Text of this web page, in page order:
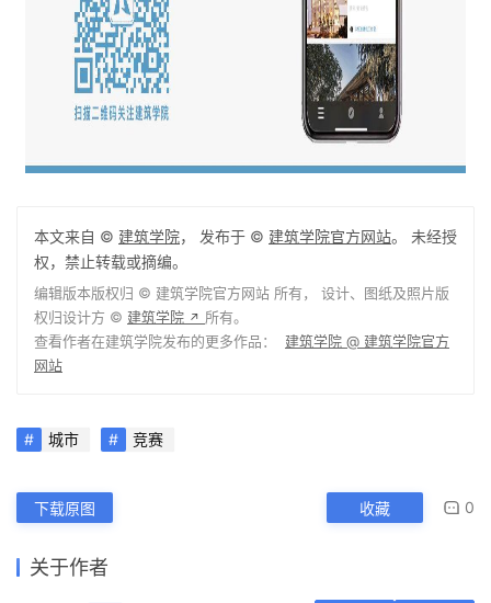
本文来自 © 建筑学院， 发布于 © 建筑学院官方网站。 未经授
权，禁止转载或摘编。
编辑版本版权归 © 建筑学院官方网站 所有， 设计、图纸及照片版
权归设计方 © 建筑学院 ↗ 所有。
查看作者在建筑学院发布的更多作品： 建筑学院 @ 建筑学院官方
网站
城市 竞赛
下载原图 收藏 0
关于作者